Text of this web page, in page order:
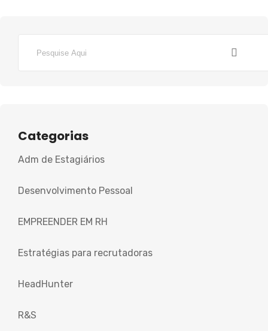
Categorias
Adm de Estagiários
Desenvolvimento Pessoal
EMPREENDER EM RH
Estratégias para recrutadoras
HeadHunter
R&S